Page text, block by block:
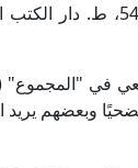
وجاء في "المدونة"
وبعضهم يريد